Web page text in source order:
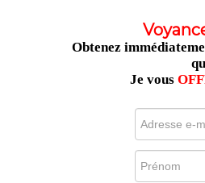
Obtenez
Je vous